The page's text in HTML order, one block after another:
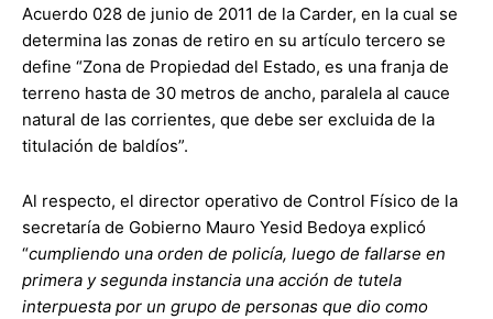
Acuerdo 028 de junio de 2011 de la Carder, en la cual se
determina las zonas de retiro en su artículo tercero se
define “Zona de Propiedad del Estado, es una franja de
terreno hasta de 30 metros de ancho, paralela al cauce
natural de las corrientes, que debe ser excluida de la
titulación de baldíos”.
Al respecto, el director operativo de Control Físico de la
secretaría de Gobierno Mauro Yesid Bedoya explicó
“cumpliendo una orden de policía, luego de fallarse en
primera y segunda instancia una acción de tutela
interpuesta por un grupo de personas que dio como